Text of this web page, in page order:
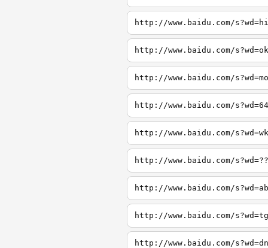
http://www.baidu.com/s?wd=hi
http://www.baidu.com/s?wd=ok
http://www.baidu.com/s?wd=mo
http://www.baidu.com/s?wd=64
http://www.baidu.com/s?wd=wk
http://www.baidu.com/s?wd=??
http://www.baidu.com/s?wd=ab
http://www.baidu.com/s?wd=tg
http://www.baidu.com/s?wd=dn